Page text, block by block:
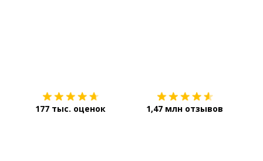
177 тыс. оценок 1,47 млн отзывов